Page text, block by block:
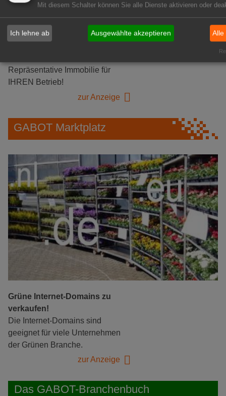
Repräsentative Immobilie für
IHREN Betrieb!
zur Anzeige
GABOT Marktplatz
Grüne Internet-Domains zu
verkaufen!
Die Internet-Domains sind
geeignet für viele Unternehmen
der Grünen Branche.
zur Anzeige
Das GABOT-Branchenbuch
Mit diesem Schalter können Sie alle Dienste aktivieren oder
Ich lehne ab Ausgewählte akzeptieren Alle